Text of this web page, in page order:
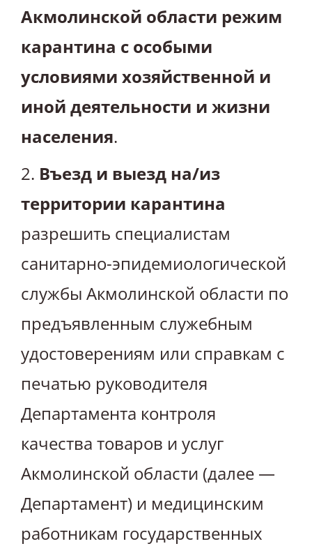
Акмолинской области режим
карантина с особыми
условиями хозяйственной и
иной деятельности и жизни
населения.
2. Въезд и выезд на/из
территории карантина
разрешить специалистам
санитарно-эпидемиологической
службы Акмолинской области по
предъявленным служебным
удостоверениям или справкам с
печатью руководителя
Департамента контроля
качества товаров и услуг
Акмолинской области (далее —
Департамент) и медицинским
работникам государственных